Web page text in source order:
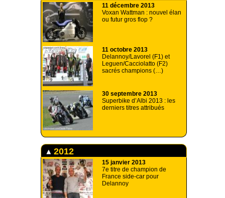
11 décembre 2013
Voxan Wattman : nouvel élan
ou futur gros flop ?
11 octobre 2013
Delannoy/Lavorel (F1) et
Leguen/Cacciolatto (F2)
sacrés champions (…)
30 septembre 2013
Superbike d’Albi 2013 : les
derniers titres attribués
2012
15 janvier 2013
7e titre de champion de
France side-car pour
Delannoy